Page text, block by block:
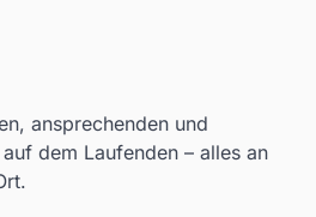
ansprechenden und
dem Laufenden – alles an